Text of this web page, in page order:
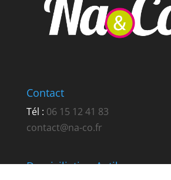
Contact
Tél : 06 15 12 41 83
contact@na-co.fr
Domiciliation Antibes